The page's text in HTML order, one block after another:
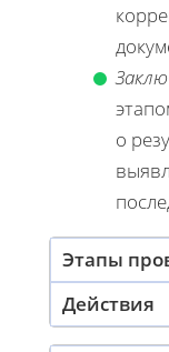
о
Этапы
Действия